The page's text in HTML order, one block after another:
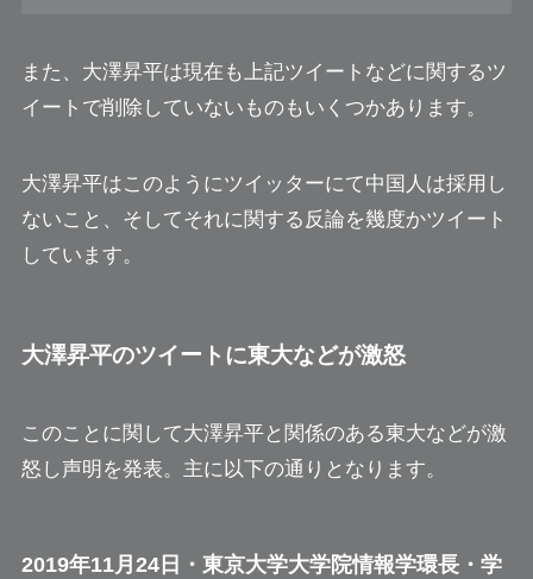
また、大澤昇平は現在も上記ツイートなどに関するツ
イートで削除していないものもいくつかあります。
大澤昇平はこのようにツイッターにて中国人は採用し
ないこと、そしてそれに関する反論を幾度かツイート
しています。
大澤昇平のツイートに東大などが激怒
このことに関して大澤昇平と関係のある東大などが激
怒し声明を発表。主に以下の通りとなります。
2019年11月24日・東京大学大学院情報学環長・学